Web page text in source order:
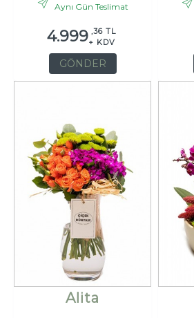
Aynı Gün Teslimat
4.999 ,36 TL
+ KDV
GÖNDER
Alita